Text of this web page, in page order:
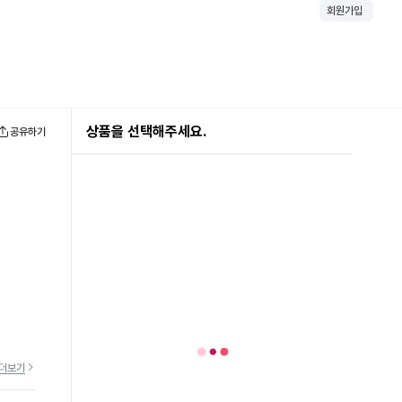
회원가입
공유하기
보기
상품을 선택해주세요.